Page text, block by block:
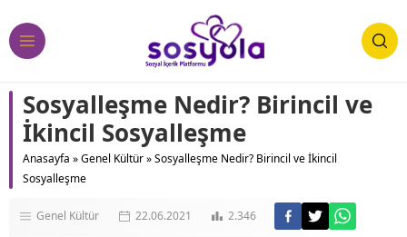
Sosyalleşme Nedir? Birincil ve
İkincil Sosyalleşme
Anasayfa »Genel Kültür»Sosyalleşme Nedir? Birincil ve İkincil
Sosyalleşme
Genel Kültür 22.06.2021 2.346